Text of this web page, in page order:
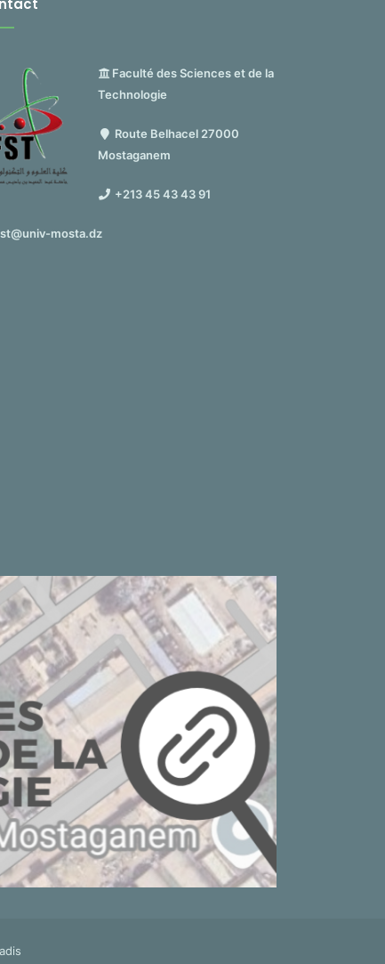
Faculté des Sciences et de la
Technologie
Route Belhacel 27000
Mostaganem
+213 45 43 43 91
mosta.dz